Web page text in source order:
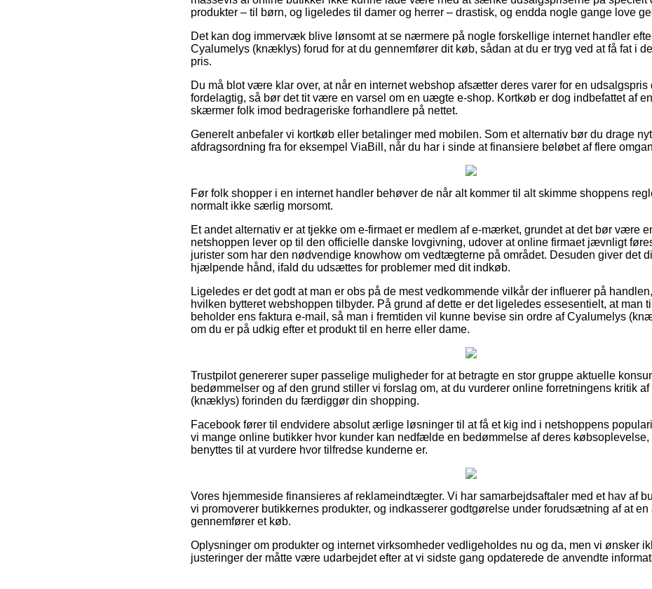
produkter – til børn, og ligeledes til damer og herrer – drastisk, og endda nogle gange love
Det kan dog immervæk blive lønsomt at se nærmere på nogle forskellige internet handler
Cyalumelys (knæklys) forud for at du gennemfører dit køb, sådan at du er tryg ved at få fat i
pris.
Du må blot være klar over, at når en internet webshop afsætter deres varer for en
fordelagtig, så bør det tit være en varsel om en uægte e-shop. Kortkøb er dog indbefattet af
skærmer folk imod bedrageriske forhandlere på nettet.
Generelt anbefaler vi kortkøb eller betalinger med mobilen. Som et alternativ bør du drage
afdragsordning fra for eksempel ViaBill, når du har i sinde at finansiere beløbet af flere
Før folk shopper i en internet handler behøver de når alt kommer til alt skimme shoppens
normalt ikke særlig morsomt.
Et andet alternativ er at tjekke om e-firmaet er medlem af e-mærket, grundet at det bør være
netshoppen lever op til den officielle danske lovgivning, udover at online firmaet jævnligt
jurister som har den nødvendige knowhow om vedtægterne på området. Desuden giver det
hjælpende hånd, ifald du udsættes for problemer med dit indkøb.
Ligeledes er det godt at man er obs på de mest vedkommende vilkår der influerer på
hvilken bytteret webshoppen tilbyder. På grund af dette er det ligeledes essesentielt, at man
beholder ens faktura e-mail, så man i fremtiden vil kunne bevise sin ordre af Cyalumelys
om du er på udkig efter et produkt til en herre eller dame.
Trustpilot genererer super passelige muligheder for at betragte en stor gruppe aktuelle
bedømmelser og af den grund stiller vi forslag om, at du vurderer online forretningens kritik
(knæklys) forinden du færdiggør din shopping.
Facebook fører til endvidere absolut ærlige løsninger til at få et kig ind i netshoppens
vi mange online butikker hvor kunder kan nedfælde en bedømmelse af deres
benyttes til at vurdere hvor tilfredse kunderne er.
Vores hjemmeside finansieres af reklameindtægter. Vi har samarbejdsaftaler med et hav af
vi promoverer butikkernes produkter, og indkasserer godtgørelse under forudsætning af at en
gennemfører et køb.
Oplysninger om produkter og internet virksomheder vedligeholdes nu og da, men vi ønsker
justeringer der måtte være udarbejdet efter at vi sidste gang opdaterede de anvendte